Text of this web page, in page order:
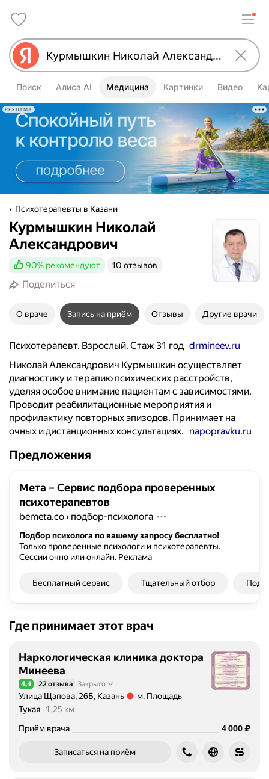
Поиск Алиса AI Медицина Картинки Видео
РЕКЛАМА
Психотерапевты в Казани
Курмышкин Николай
Александрович
90% рекомендуют 10 отзывов
Поделиться
О враче Запись на приём Отзывы Другие врачи
Психотерапевт. Взрослый. Стаж 31 год drmineev.ru
Николай Александрович Курмышкин осуществляет
диагностику и терапию психических расстройств,
уделяя особое внимание пациентам с зависимостями.
Проводит реабилитационные мероприятия и
профилактику повторных эпизодов. Принимает на
очных и дистанционных консультациях. napopravku.ru
Предложения
Мета – Сервис подбора проверенных
психотерапевтов
bemeta.co› подбор-психолога
Подбор психолога по вашему запросу бесплатно!
Только проверенные психологи и психотерапевты.
Сессии очно или онлайн. Реклама
Бесплатный сервис Тщательный отбор
Где принимает этот врач
Наркологическая клиника доктора
Минеева
Рейтинг 4,4 из 5
4,4 22 отзыва Закрыто
Улица Щапова, 26Б, Казань
Метро м. Площадь Тукая Расстояние 1,25 км
м. Площадь
Тукая
1,25 км
Приём врача
Цена
4000
4 000₽
Записаться на приём